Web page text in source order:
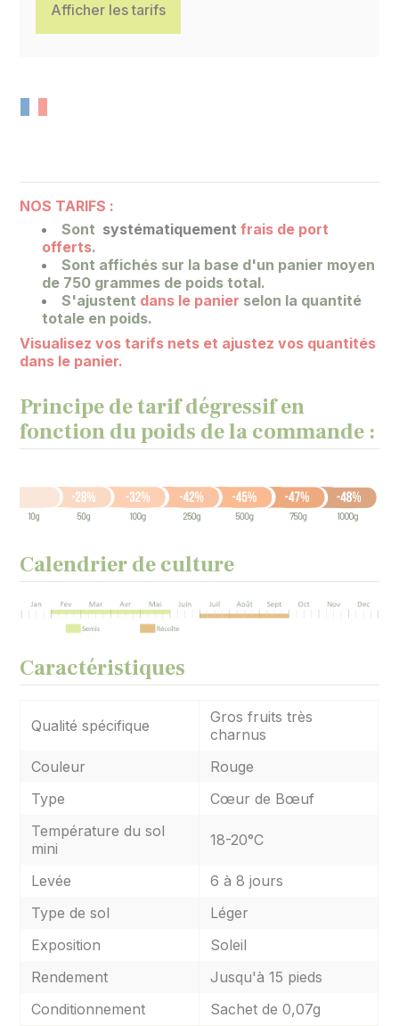
Afficher les tarifs
NOS TARIFS :
Sont systématiquementfrais de port
offerts.
Sont affichés sur la base d'un panier moyen
de 750 grammes de poids total.
S'ajustent dans le panier selon la quantité
totale en poids.
Visualisez vos tarifs nets et ajustez vos quantités
dans le panier.
Principe de tarif dégressif en
fonction du poids de la commande :
Calendrier de culture
Caractéristiques
Qualité spécifique
Gros fruits très
charnus
Couleur
Rouge
Type
Cœur de Bœuf
Température du sol
mini
18-20°C
Levée
6 à 8 jours
Type de sol
Léger
Exposition
Soleil
Rendement
Jusqu'à 15 pieds
Conditionnement
Sachet de 0,07g